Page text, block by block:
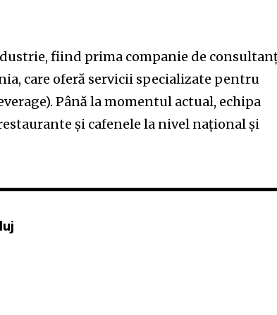
fiind prima companie de
care oferă servicii specializate pentru
Până la momentul actual, echipa
și cafenele la nivel național și